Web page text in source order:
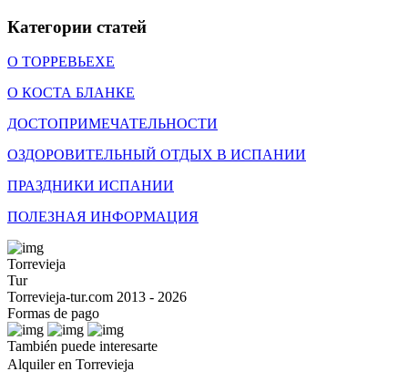
Категории статей
О ТОРРЕВЬЕХЕ
О КОСТА БЛАНКЕ
ДОСТОПРИМЕЧАТЕЛЬНОСТИ
ОЗДОРОВИТЕЛЬНЫЙ ОТДЫХ В ИСПАНИИ
ПРАЗДНИКИ ИСПАНИИ
ПОЛЕЗНАЯ ИНФОРМАЦИЯ
Torrevieja
Tur
Torrevieja-tur.com 2013 - 2026
Formas de pago
También puede interesarte
Alquiler en Torrevieja